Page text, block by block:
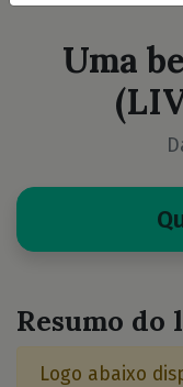
Uma
Resumo do
Logo abaixo